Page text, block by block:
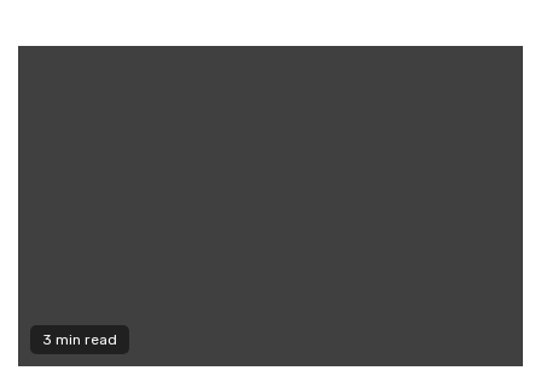
3 min read